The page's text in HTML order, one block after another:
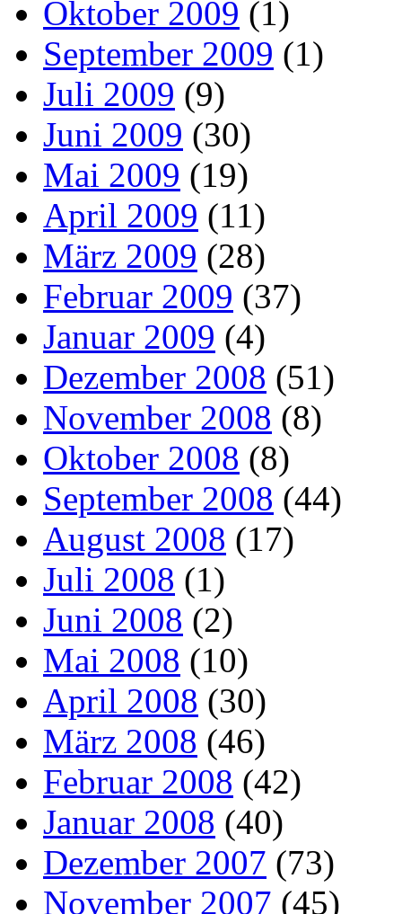
Oktober 2009 (1)
September 2009 (1)
Juli 2009 (9)
Juni 2009 (30)
Mai 2009 (19)
April 2009 (11)
März 2009 (28)
Februar 2009 (37)
Januar 2009 (4)
Dezember 2008 (51)
November 2008 (8)
Oktober 2008 (8)
September 2008 (44)
August 2008 (17)
Juli 2008 (1)
Juni 2008 (2)
Mai 2008 (10)
April 2008 (30)
März 2008 (46)
Februar 2008 (42)
Januar 2008 (40)
Dezember 2007 (73)
November 2007 (45)